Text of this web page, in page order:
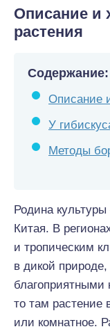
Описание и
растения
Содержание:
Описание
У
Методы
Родина
Китая. В
и тропическим
в дикой
то там растение
или комнатное.